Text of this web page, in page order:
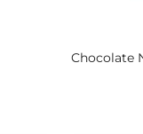
Chocolate